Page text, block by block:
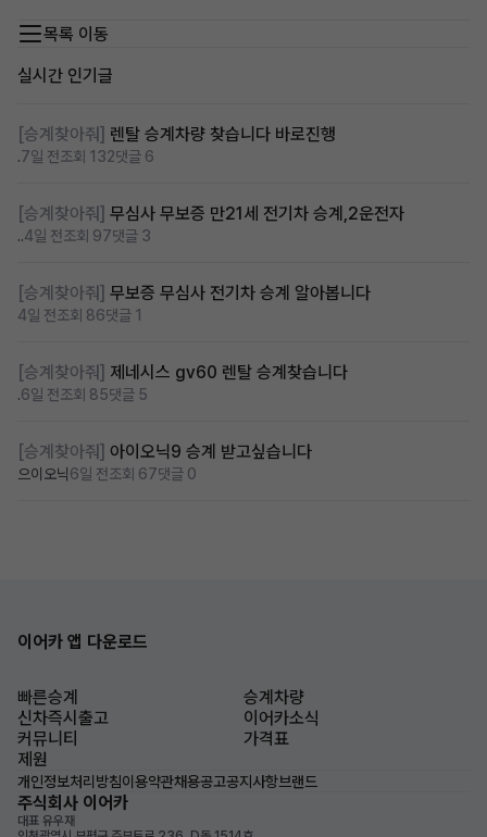
목록 이동
실시간 인기글
[승계찾아줘] 렌탈 승계차량 찾습니다 바로진행
.7일 전조회 132댓글 6
[승계찾아줘] 무심사 무보증 만21세 전기차 승계,2운전자
..4일 전조회 97댓글 3
[승계찾아줘] 무보증 무심사 전기차 승계 알아봅니다
4일 전조회 86댓글 1
[승계찾아줘] 제네시스 gv60 렌탈 승계찾습니다
.6일 전조회 85댓글 5
[승계찾아줘] 아이오닉9 승계 받고싶습니다
으이오닉6일 전조회 67댓글 0
이어카 앱 다운로드
빠른승계
승계차량
신차즉시출고
이어카소식
커뮤니티
가격표
제원
개인정보처리방침이용약관채용공고공지사항브랜드
주식회사 이어카
대표 유우재